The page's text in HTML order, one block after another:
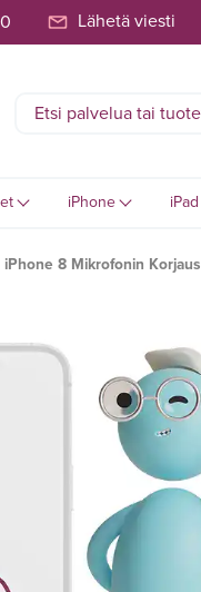
Lähetä viesti
iPhone iPad
iPhone 8 Mikrofonin Korjaus